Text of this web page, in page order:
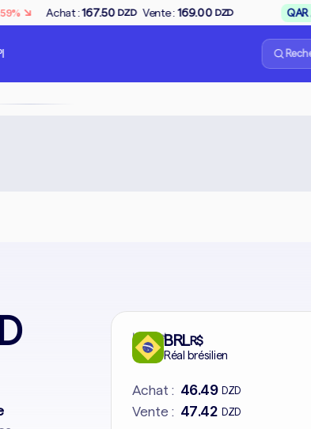
DZD Vente :169.00 DZD QAR ر.ق -0.28% ↘
BRLR$
Réal brésilien
Informel
Achat : 46.49 DZD
Vente : 47.42 DZD